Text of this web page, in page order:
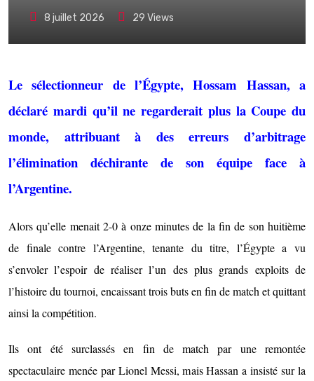
8 juillet 2026 29 Views
Le sélectionneur de l’Égypte, Hossam Hassan, a
déclaré mardi qu’il ne regarderait plus la Coupe du
monde, attribuant à des erreurs d’arbitrage
l’élimination déchirante de son équipe face à
l’Argentine.
Alors qu’elle menait 2-0 à onze minutes de la fin de son huitième
de finale contre l’Argentine, tenante du titre, l’Égypte a vu
s’envoler l’espoir de réaliser l’un des plus grands exploits de
l’histoire du tournoi, encaissant trois buts en fin de match et quittant
ainsi la compétition.
Ils ont été surclassés en fin de match par une remontée
spectaculaire menée par Lionel Messi, mais Hassan a insisté sur la